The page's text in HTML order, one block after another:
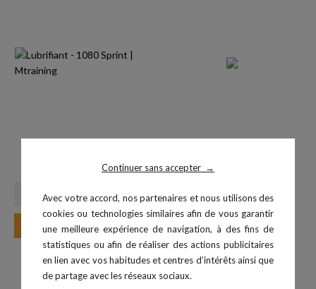
Continuer sans accepter →
Avec votre accord, nos partenaires et nous utilisons des
cookies ou technologies similaires afin de vous garantir
une meilleure expérience de navigation, à des fins de
statistiques ou afin de réaliser des actions publicitaires
en lien avec vos habitudes et centres d’intérêts ainsi que
de partage avec les réseaux sociaux.
29,00 €
Ajouter au panier